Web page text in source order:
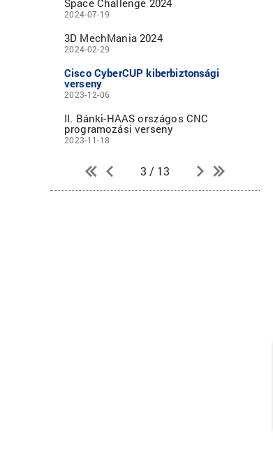
Space Challenge 2024
2024-07-19
3D MechMania 2024
2024-02-29
Cisco CyberCUP kiberbiztonsági
verseny
2023-12-06
II. Bánki-HAAS országos CNC
programozási verseny
2023-11-18
3 / 13